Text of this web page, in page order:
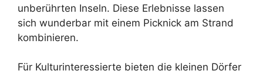
unberührten Inseln. Diese Erlebnisse lassen
sich wunderbar mit einem Picknick am Strand
kombinieren.
Für Kulturinteressierte bieten die kleinen Dörfer